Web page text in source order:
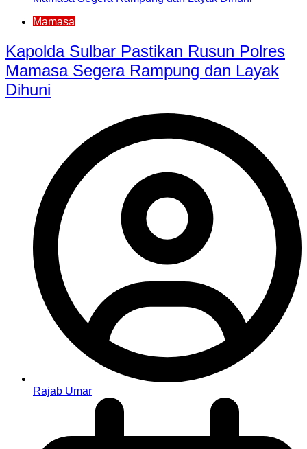
Mamasa
Kapolda Sulbar Pastikan Rusun Polres
Mamasa Segera Rampung dan Layak
Dihuni
Rajab Umar